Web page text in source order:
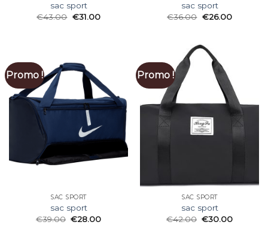
sac sport
€43.00 €31.00
sac sport
€36.00 €26.00
Promo !
SAC SPORT
sac sport
€39.00 €28.00
Promo !
SAC SPORT
sac sport
€42.00 €30.00